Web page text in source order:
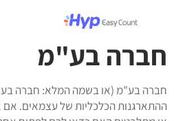
חברה בע"מ
חברה בע"מ (או בשמה המלא: חברה
ההתארגנות הכלכליות של עצמאים.